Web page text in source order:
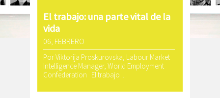
El trabajo: una parte vital de la
vida
06, FEBRERO
Por Viktorija Proskurovska, Labour Market
Intelligence Manager, World Employment
Confederation El trabajo ...